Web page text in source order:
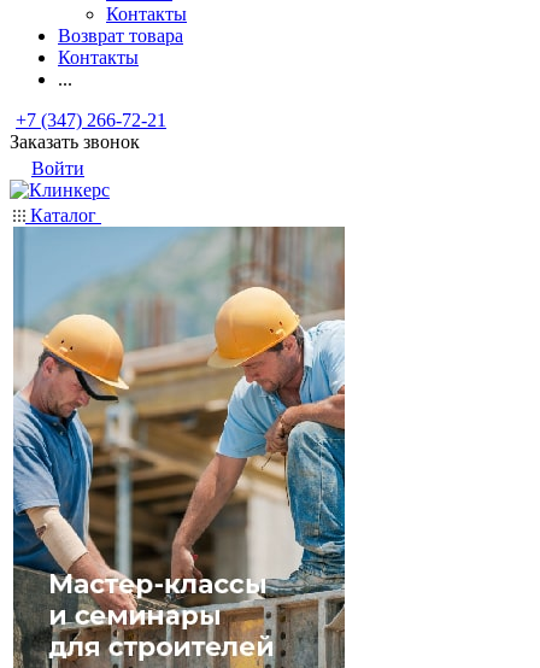
Контакты
Возврат товара
Контакты
...
+7 (347) 266-72-21
Заказать звонок
Войти
Каталог